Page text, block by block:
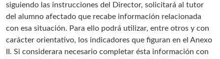
siguiendo las instrucciones del Director, solicitará al tutor
del alumno afectado que recabe información relacionada
con esa situación. Para ello podrá utilizar, entre otros y con
carácter orientativo, los indicadores que figuran en el Anexo
II. Si considerara necesario completar ésta información con